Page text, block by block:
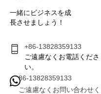
一緒にビジネスを成
長させましょう！
+86-13828359133
ご遠慮なくお電話くださ
い。
86-13828359133
ご遠慮なくお問い合わせく